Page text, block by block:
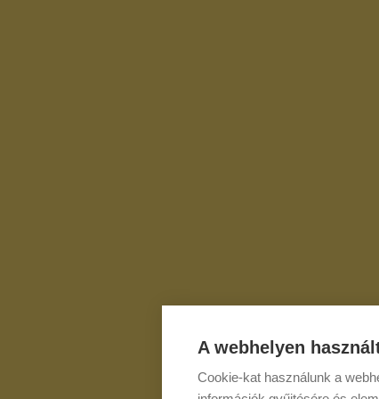
A webhelyen
Cookie-kat használunk a